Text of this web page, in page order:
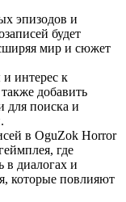
эпизодов и
будет
мир и сюжет
интерес к
добавить
для поиска и
в OguZok Horror
где
в диалогах и
которые повлияют